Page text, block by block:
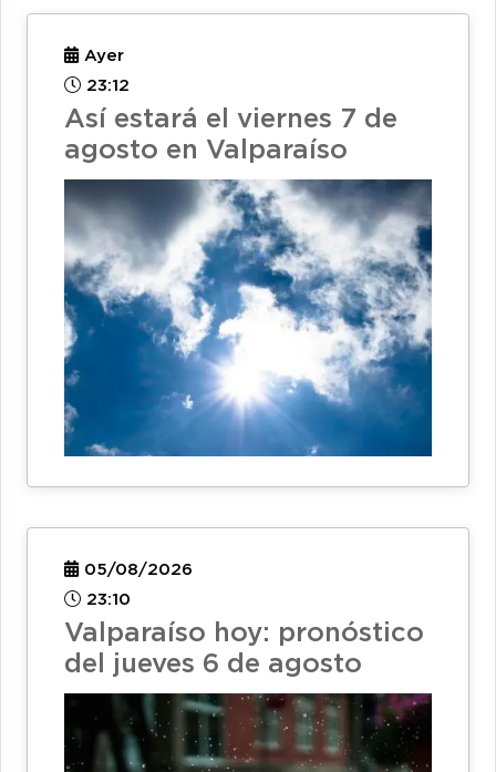
Ayer
23:12
Así estará el viernes 7 de
agosto en Valparaíso
05/08/2026
23:10
Valparaíso hoy: pronóstico
del jueves 6 de agosto